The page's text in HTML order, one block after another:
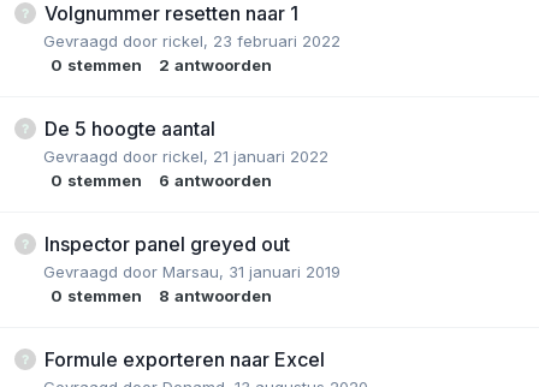
Volgnummer resetten naar 1
Gevraagd door rickel, 23 februari 2022
0 stemmen 2 antwoorden
De 5 hoogte aantal
Gevraagd door rickel, 21 januari 2022
0 stemmen 6 antwoorden
Inspector panel greyed out
Gevraagd door Marsau, 31 januari 2019
0 stemmen 8 antwoorden
Formule exporteren naar Excel